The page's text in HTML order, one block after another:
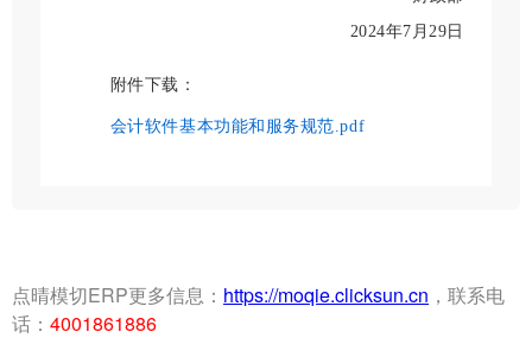
2024年7月29日
附件下载：
会计软件基本功能和服务规范.pdf
点晴模切ERP更多信息： https://moqie.clicksun.cn ，联系电
话： 4001861886